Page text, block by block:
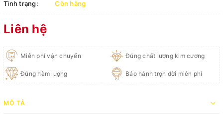
Tình trạng:
Còn hàng
Liên hệ
Miễn phí vận chuyển Đúng chất lượng kim cương
Đúng hàm lượng Bảo hành trọn đời miễn phí
MÔ TẢ